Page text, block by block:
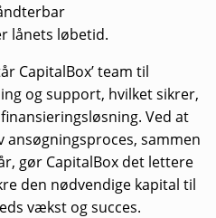
lånets løbetid.
CapitalBox’ team til
og support, hvilket sikrer,
Ved at
sammen
gør CapitalBox det lettere
den nødvendige kapital til
vækst og succes.